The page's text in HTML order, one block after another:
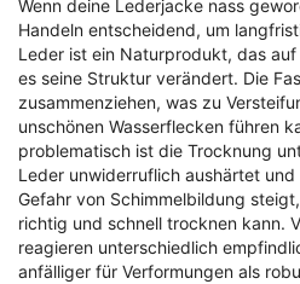
Wenn deine Lederjacke nass
Handeln entscheidend, um
Leder ist ein Naturprodukt, das
es seine Struktur verändert. Die
zusammenziehen, was zu
unschönen Wasserflecken führen
problematisch ist die Trocknung
Leder unwiderruflich aushärtet
Gefahr von Schimmelbildung
richtig und schnell trocknen kann.
reagieren unterschiedlich
anfälliger für Verformungen als